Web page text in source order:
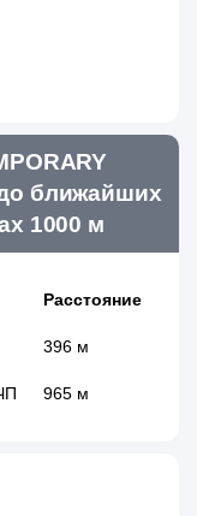
ближайших
1000 м
Расстояние
396 м
965 м